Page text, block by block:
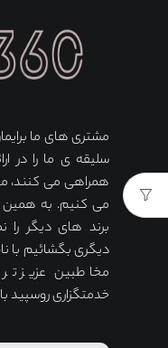
مشتری های ما
سلیقه ی ما را در
همراهی می کنند،
می کنیم. به همین
برند های دیگر
مخاطبین عزیز تر
خدمتگزاری روسپید